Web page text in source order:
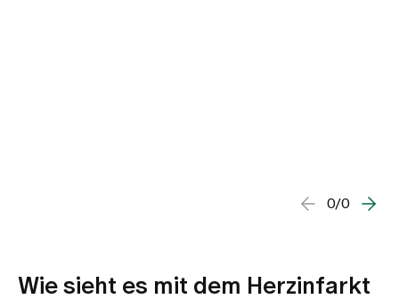
0/0
Wie sieht es mit dem Herzinfarkt